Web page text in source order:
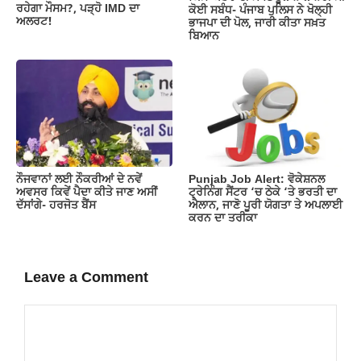
ਰਹੇਗਾ ਮੌਸਮ?, ਪੜ੍ਹੋ IMD ਦਾ
ਅਲਰਟ!
ਕੋਈ ਸਬੰਧ- ਪੰਜਾਬ ਪੁਲਿਸ ਨੇ ਖੋਲ੍ਹੀ
ਭਾਜਪਾ ਦੀ ਪੋਲ, ਜਾਰੀ ਕੀਤਾ ਸਖ਼ਤ
ਬਿਆਨ
ਨੌਜਵਾਨਾਂ ਲਈ ਨੌਕਰੀਆਂ ਦੇ ਨਵੇਂ
ਅਵਸਰ ਕਿਵੇਂ ਪੈਦਾ ਕੀਤੇ ਜਾਣ ਅਸੀਂ
ਦੱਸਾਂਗੇ- ਹਰਜੋਤ ਬੈਂਸ
Punjab Job Alert: ਵੋਕੇਸ਼ਨਲ
ਟ੍ਰੇਨਿੰਗ ਸੈਂਟਰ ‘ਚ ਠੇਕੇ ‘ਤੇ ਭਰਤੀ ਦਾ
ਐਲਾਨ, ਜਾਣੋ ਪੂਰੀ ਯੋਗਤਾ ਤੇ ਅਪਲਾਈ
ਕਰਨ ਦਾ ਤਰੀਕਾ
Leave a Comment